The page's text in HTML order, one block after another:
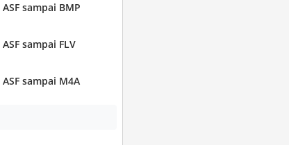
ASF sampai BMP
ASF sampai FLV
ASF sampai M4A